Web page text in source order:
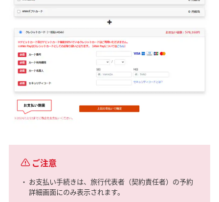
ご注意
お支払い手続きは、旅行代表者（契約責任者）の予約
詳細画面にのみ表示されます。